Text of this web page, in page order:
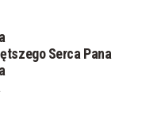
Serca Pana